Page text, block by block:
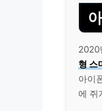
2020
형 스
아이
에 쥐